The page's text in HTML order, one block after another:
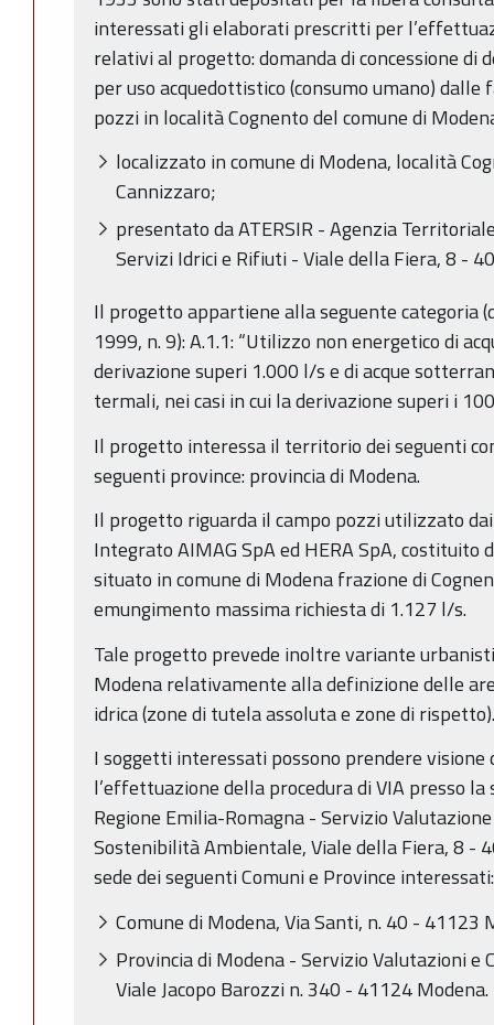
interessati gli elaborati prescritti per
relativi al progetto: domanda di concessione di
per uso acquedottistico (consumo umano)
pozzi in località Cognento del comune di
localizzato in comune di Modena, località
Cannizzaro;
presentato da ATERSIR - Agenzia
Servizi Idrici e Rifiuti - Viale della Fiera, 8 -
Il progetto appartiene alla seguente categoria
1999, n. 9): A.1.1: “Utilizzo non energetico di
derivazione superi 1.000 l/s e di acque
termali, nei casi in cui la derivazione superi i
Il progetto interessa il territorio dei seguenti
seguenti province: provincia di Modena.
Il progetto riguarda il campo pozzi utilizzato
Integrato AIMAG SpA ed HERA SpA, costituito
situato in comune di Modena frazione di
emungimento massima richiesta di 1.127 l/s.
Tale progetto prevede inoltre variante
Modena relativamente alla definizione delle
idrica (zone di tutela assoluta e zone di
I soggetti interessati possono prendere
l’effettuazione della procedura di VIA presso
Regione Emilia-Romagna - Servizio
Sostenibilità Ambientale, Viale della Fiera, 8 -
sede dei seguenti Comuni e Province interessati:
Comune di Modena, Via Santi, n. 40 - 41123
Provincia di Modena - Servizio Valutazioni
Viale Jacopo Barozzi n. 340 - 41124 Modena.